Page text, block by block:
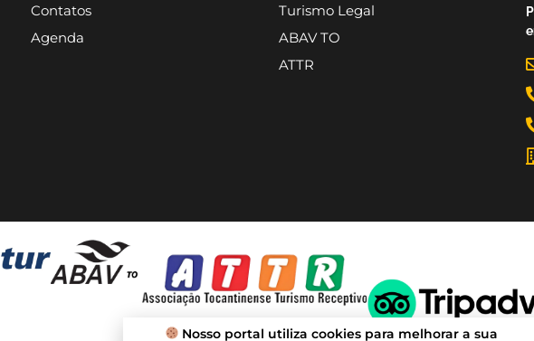
Contatos
Agenda
Turismo Legal
ABAV TO
ATTR
Nosso portal utiliza cookies para melhorar a sua